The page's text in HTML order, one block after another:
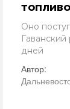
Оно
дней
Автор: